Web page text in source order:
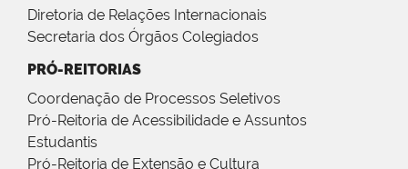
Diretoria de Relações Internacionais
Secretaria dos Órgãos Colegiados
PRÓ-REITORIAS
Coordenação de Processos Seletivos
Pró-Reitoria de Acessibilidade e Assuntos
Estudantis
Pró-Reitoria de Extensão e Cultura